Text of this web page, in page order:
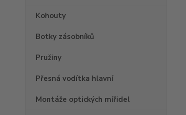
Kohouty
Botky zásobníků
Pružiny
Přesná vodítka hlavní
Montáže optických mířidel